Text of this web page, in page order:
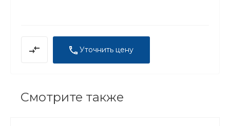
Уточнить цену
Смотрите также